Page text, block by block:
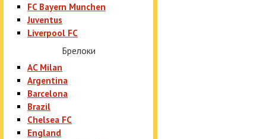
FC Bayern Munchen
Juventus
Liverpool FC
Брелоки
AC Milan
Argentina
Barcelona
Brazil
Chelsea FC
England